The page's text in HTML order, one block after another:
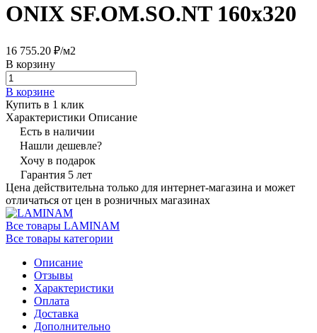
ONIX SF.OM.SO.NT 160х320
16 755.20 ₽/м2
В корзину
В корзине
Купить в 1 клик
Характеристики Описание
Есть в наличии
Нашли дешевле?
Хочу в подарок
Гарантия 5 лет
Цена действительна только для интернет-магазина и может
отличаться от цен в розничных магазинах
Все товары LAMINAM
Все товары категории
Описание
Отзывы
Характеристики
Оплата
Доставка
Дополнительно